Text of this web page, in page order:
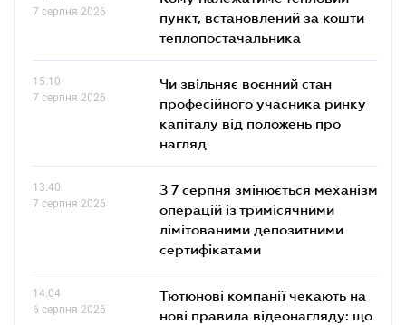
7 серпня 2026
пункт, встановлений за кошти
теплопостачальника
15.10
7 серпня 2026
Чи звільняє воєнний стан
професійного учасника ринку
капіталу від положень про
нагляд
13.40
7 серпня 2026
З 7 серпня змінюється механізм
операцій із тримісячними
лімітованими депозитними
сертифікатами
14.04
6 серпня 2026
Тютюнові компанії чекають на
нові правила відеонагляду: що